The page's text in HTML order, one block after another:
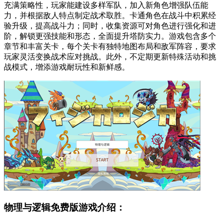
充满策略性，玩家能建设多样军队，加入新角色增强队伍能
力，并根据敌人特点制定战术取胜。卡通角色在战斗中积累经
验升级，提高战斗力；同时，收集资源可对角色进行强化和进
阶，解锁更强技能和形态，全面提升塔防实力。游戏包含多个
章节和丰富关卡，每个关卡有独特地图布局和敌军阵容，要求
玩家灵活变换战术应对挑战。此外，不定期更新特殊活动和挑
战模式，增添游戏耐玩性和新鲜感。
物理与逻辑免费版游戏介绍：